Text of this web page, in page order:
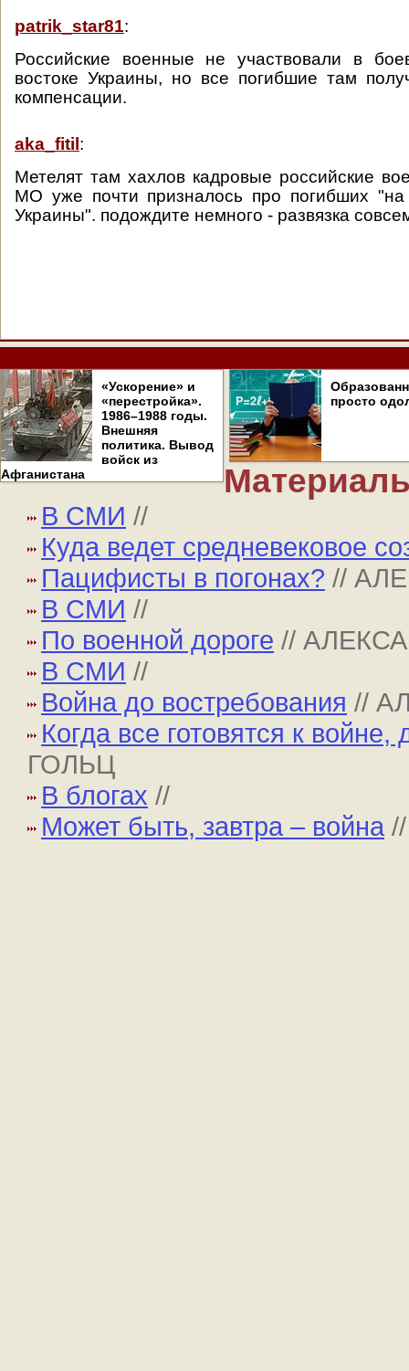
patrik_star81:
Российские военные не участвовали в
востоке Украины, но все погибшие там
компенсации.
aka_fitil :
Метелят там хахлов кадровые российские
МО уже почти призналось про погибших "на
Украины". подождите немного - развязка
«Ускорение» и
«перестройка».
1986–1988 годы.
Внешняя
политика. Вывод
войск из
Афганистана
просто
В СМИ //
Куда ведет средневековое
Пацифисты в погонах? //
В СМИ //
По военной дороге //
В СМИ //
Война до востребования //
Когда все готовятся к
ГОЛЬЦ
В блогах //
Может быть, завтра – война